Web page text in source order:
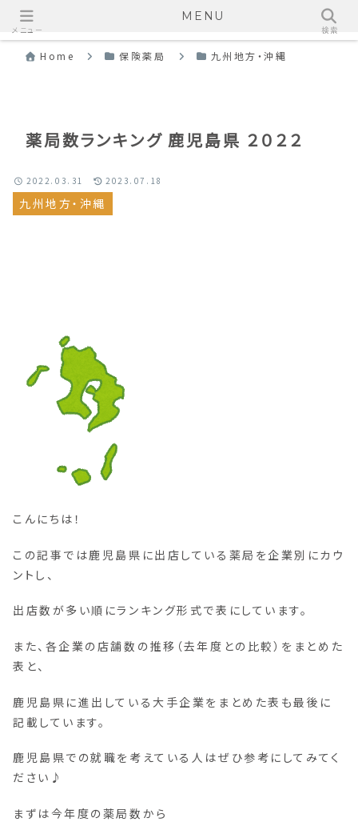
MENU
Home 保険薬局 九州地方・沖縄
薬局数ランキング 鹿児島県 ２０２２
九州地方・沖縄
2022.03.31 2023.07.18
こんにちは！
この記事では鹿児島県に出店している薬局を企業別にカウ
ントし、
出店数が多い順にランキング形式で表にしています。
また、各企業の店舗数の推移（去年度との比較）をまとめた
表と、
鹿児島県に進出している大手企業をまとめた表も最後に
記載しています。
鹿児島県での就職を考えている人はぜひ参考にしてみてく
ださい♪
まずは今年度の薬局数から
メニュー 検索